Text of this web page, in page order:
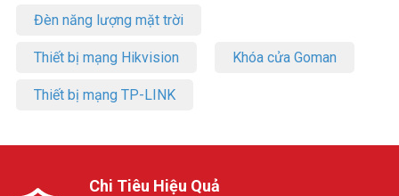
Đèn năng lượng mặt trời
Thiết bị mạng Hikvision Khóa cửa Goman
Thiết bị mạng TP-LINK
Chi Tiêu Hiệu Quả